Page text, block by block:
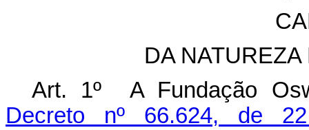
DA
Art. 1º A Fundação
Decreto nº 66.624, de